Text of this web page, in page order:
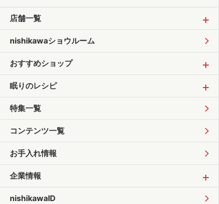
店舗一覧
nishikawaショウルーム
おすすめショップ
眠りのレシピ
特集一覧
コンテンツ一覧
お手入れ情報
企業情報
nishikawaID